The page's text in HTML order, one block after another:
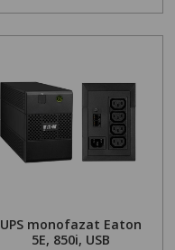
UPS monofazat Eaton
5E, 850i, USB